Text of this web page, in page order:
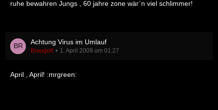
ruhe bewahren Jungs , 60 jahre zone wär´n viel schlimmer!
Achtung Virus im Umlauf
Braugott 1. April 2009 um 01:27
April , April! :mrgreen: